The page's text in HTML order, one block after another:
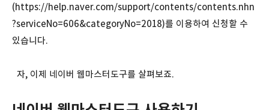
(https://help.naver.com/support/contents/contents.nhn
?serviceNo=606&categoryNo=2018)를 이용하여 신청할 수
있습니다.
자, 이제 네이버 웹마스터도구를 살펴보죠.